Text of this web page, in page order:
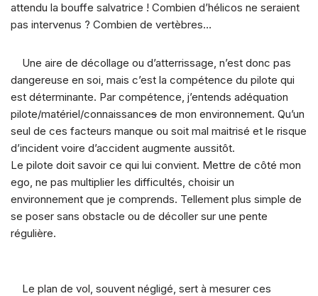
attendu la bouffe salvatrice ! Combien d’hélicos ne seraient
pas intervenus ? Combien de vertèbres…
Une aire de décollage ou d’atterrissage, n’est donc pas
dangereuse en soi, mais c’est la compétence du pilote qui
est déterminante. Par compétence, j’entends adéquation
pilote/matériel/connaissances de mon environnement. Qu’un
seul de ces facteurs manque ou soit mal maitrisé et le risque
d’incident voire d’accident augmente aussitôt.
Le pilote doit savoir ce qui lui convient. Mettre de côté mon
ego, ne pas multiplier les difficultés, choisir un
environnement que je comprends. Tellement plus simple de
se poser sans obstacle ou de décoller sur une pente
régulière.
Le plan de vol, souvent négligé, sert à mesurer ces